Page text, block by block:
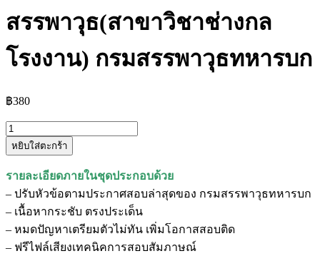
สรรพาวุธ(สาขาวิชาช่างกล
โรงงาน) กรมสรรพาวุธทหารบก
฿380
จำนวน
แนว
ช่าง
สรรพาวุธ(สาขา
วิชา
ช่าง
กล
หยิบใส่ตะกร้า
รายละเอียดภายในชุดประกอบด้วย
– ปรับหัวข้อตามประกาศสอบล่าสุดของ กรมสรรพาวุธทหารบก
– เนื้อหากระชับ ตรงประเด็น
– หมดปัญหาเตรียมตัวไม่ทัน เพิ่มโอกาสสอบติด
– ฟรีไฟล์เสียงเทคนิคการสอบสัมภาษณ์